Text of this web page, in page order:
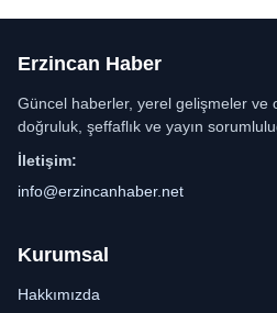
Erzincan Haber
Güncel haberler, yerel gelişmeler ve
doğruluk, şeffaflık ve yayın
İletişim:
info@erzincanhaber.net
Kurumsal
Hakkımızda